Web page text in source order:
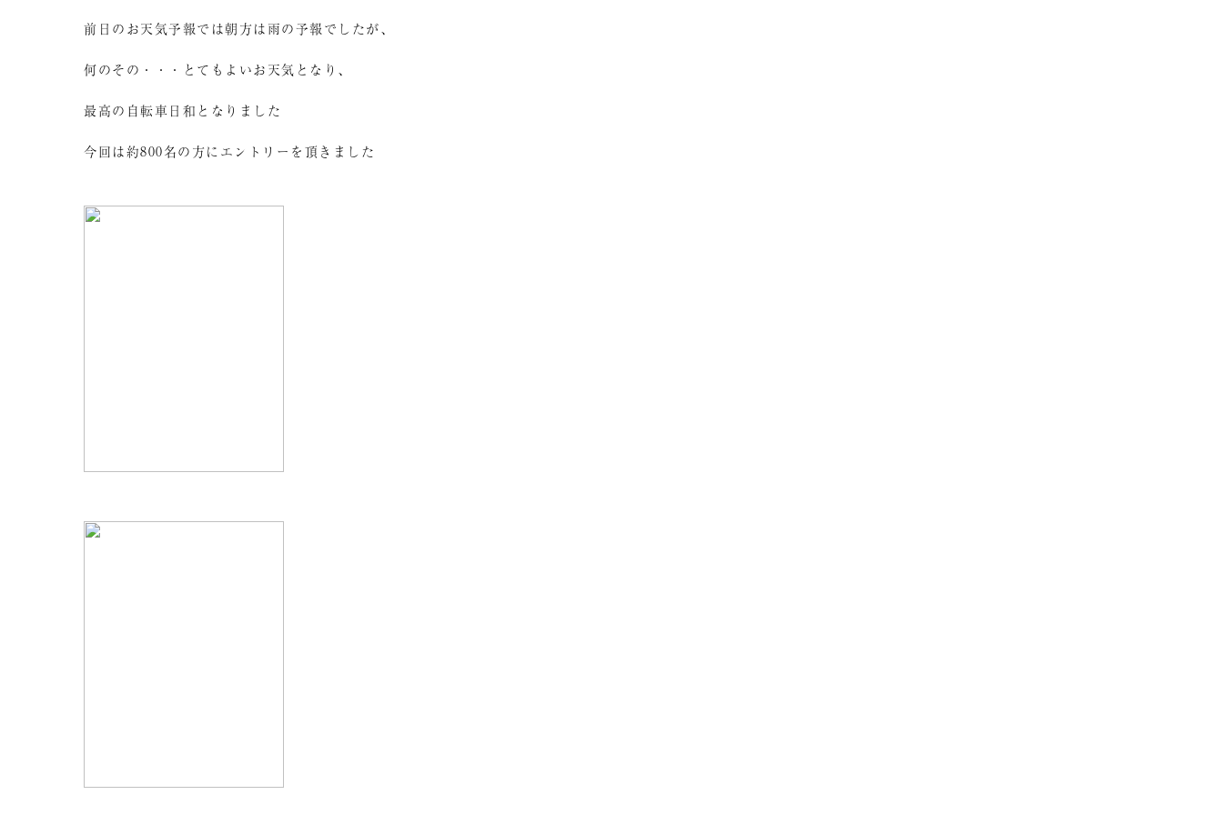
前日のお天気予報では朝方は雨の予報でしたが、
何のその・・・とてもよいお天気となり、
最高の自転車日和となりました
今回は約800名の方にエントリーを頂きました